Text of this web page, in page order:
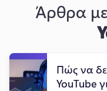
Είσοδος
Άρθρα
Πώς να
YouTube